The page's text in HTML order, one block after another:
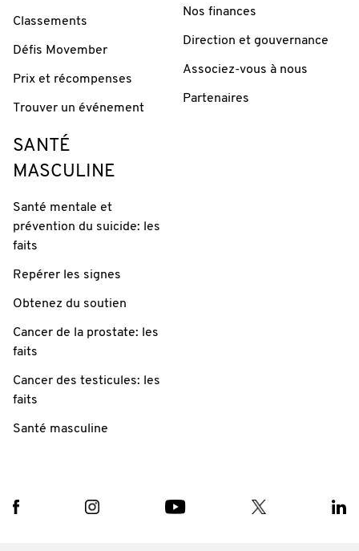
Classements
Défis Movember
Prix et récompenses
Trouver un événement
Nos finances
Direction et gouvernance
Associez-vous à nous
Partenaires
SANTÉ
MASCULINE
Santé mentale et
prévention du suicide: les
faits
Repérer les signes
Obtenez du soutien
Cancer de la prostate: les
faits
Cancer des testicules: les
faits
Santé masculine